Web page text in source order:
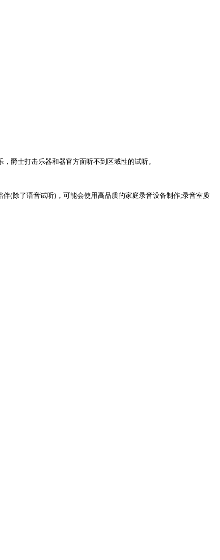
爵士打击乐器和器官方面听不到区域性的试听。
伴(除了语音试听)，可能会使用高品质的家庭录音设备制作;录音室质